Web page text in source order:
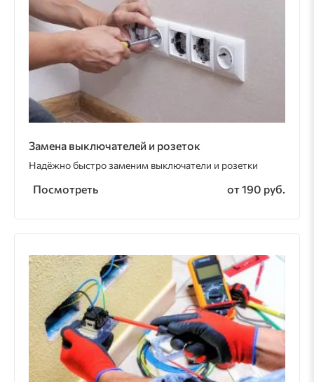
Замена выключателей и розеток
Надёжно быстро заменим выключатели и розетки
Посмотреть от 190 руб.